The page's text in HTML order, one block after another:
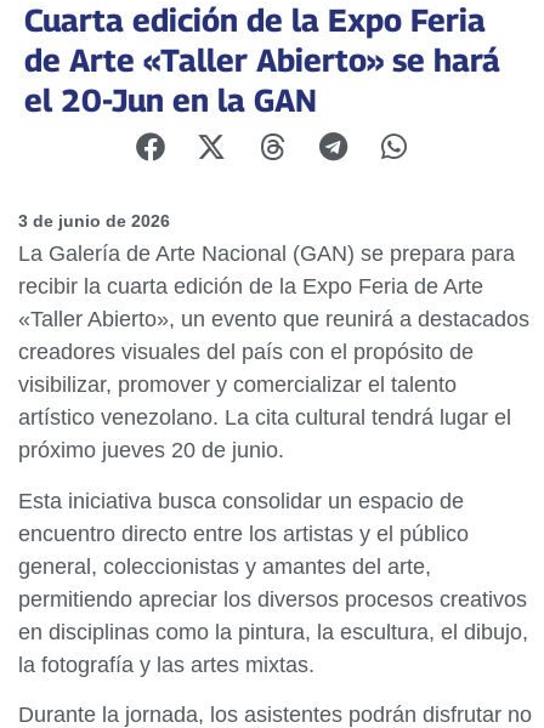
Cuarta edición de la Expo Feria
de Arte «Taller Abierto» se hará
el 20-Jun en la GAN
3 de junio de 2026
La Galería de Arte Nacional (GAN) se prepara para
recibir la cuarta edición de la Expo Feria de Arte
«Taller Abierto», un evento que reunirá a destacados
creadores visuales del país con el propósito de
visibilizar, promover y comercializar el talento
artístico venezolano. La cita cultural tendrá lugar el
próximo jueves 20 de junio.
Esta iniciativa busca consolidar un espacio de
encuentro directo entre los artistas y el público
general, coleccionistas y amantes del arte,
permitiendo apreciar los diversos procesos creativos
en disciplinas como la pintura, la escultura, el dibujo,
la fotografía y las artes mixtas.
Durante la jornada, los asistentes podrán disfrutar no